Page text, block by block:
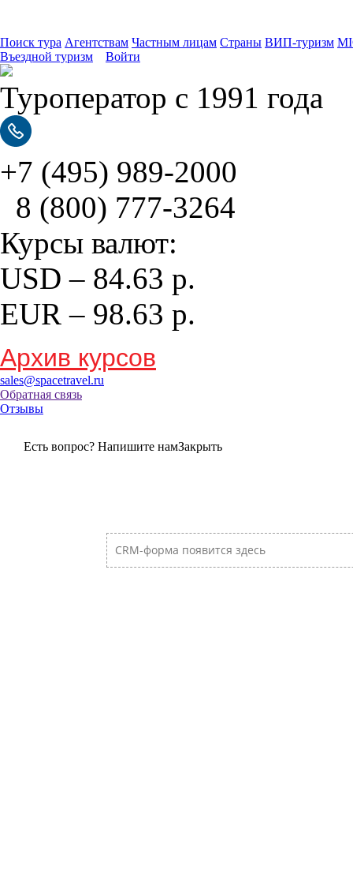
Поиск тура Агентствам Частным лицам Страны ВИП-туризм
Въездной туризм
Войти
Туроператор с 1991 года
+7 (495) 989-2000
8 (800) 777-3264
Курсы валют:
USD – 84.63 р.
EUR – 98.63 р.
Архив курсов
sales@spacetravel.ru
Обратная связь
Отзывы
Есть вопрос? Напишите намЗакрыть